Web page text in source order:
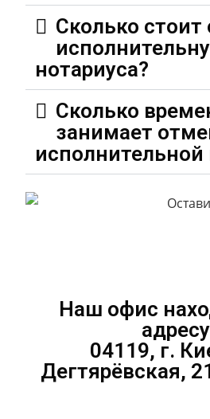
Сколько
нотариуса?
Сколько
занимает
исполнительной
Наш офис
04119, г.
Дегтярёвская,